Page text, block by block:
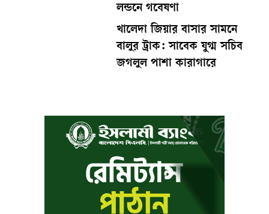
লন্ডনে গবেষণা
খালেদা জিয়ার বাসার সামনে
বালুর ট্রাক: সাবেক যুগ্ম সচিব
জগলুল পাশা কারাগারে